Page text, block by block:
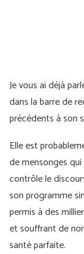
Je vous ai déjà
dans la barre de
précédents à son
Elle est
de mensonges
contrôle le
son programme
permis à des
et souffrant de
santé parfaite.